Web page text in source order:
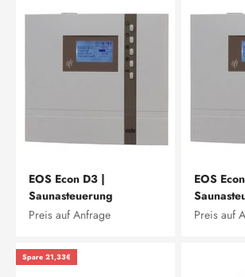
EOS Econ D3 |
Saunasteuerung
Preis auf Anfrage
EOS
Preis auf
Spare 21,33€